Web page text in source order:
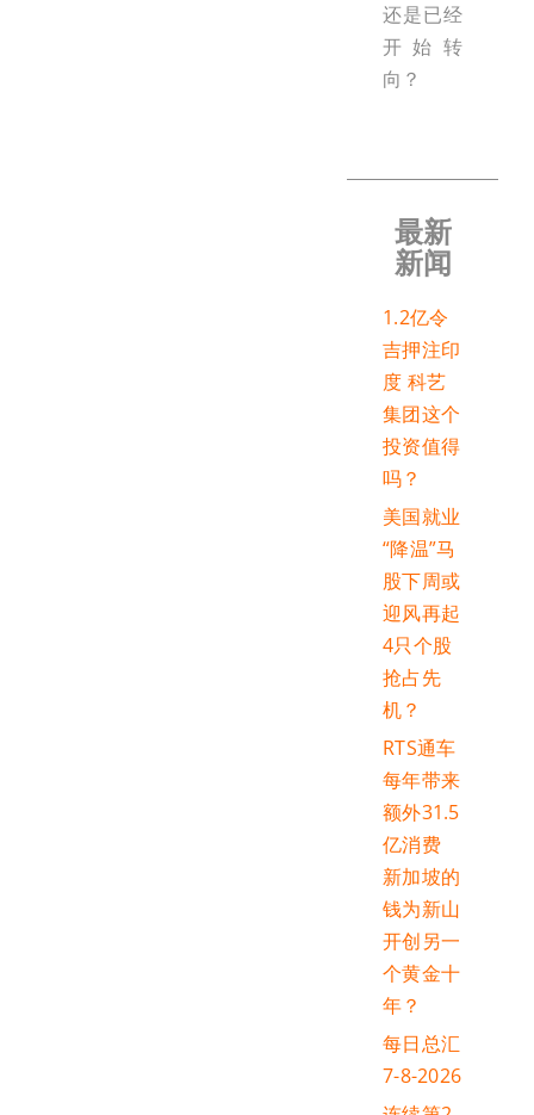
还是已经
开始转
向？
最新
新闻
1.2亿令
吉押注印
度 科艺
集团这个
投资值得
吗？
美国就业
“降温”马
股下周或
迎风再起
4只个股
抢占先
机？
RTS通车
每年带来
额外31.5
亿消费
新加坡的
钱为新山
开创另一
个黄金十
年？
每日总汇
7-8-2026